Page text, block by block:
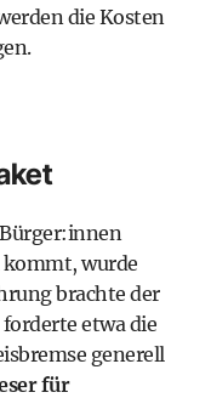
die Kosten
wurde
brachte der
etwa die
generell
für